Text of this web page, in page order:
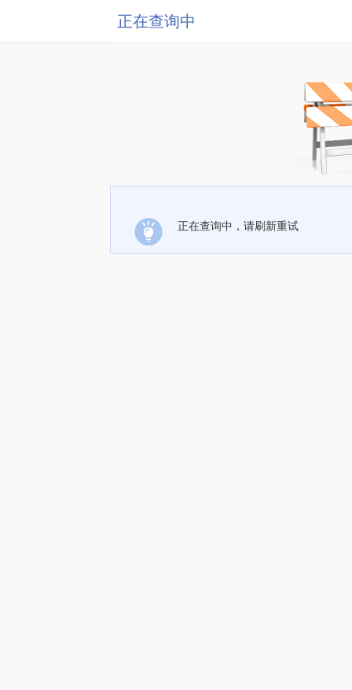
正在查询中
正在查询中，请刷新重试